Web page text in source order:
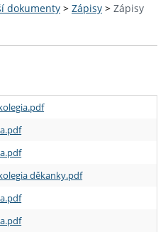
dokumenty > Zápisy > Zápisy
děkanky.pdf